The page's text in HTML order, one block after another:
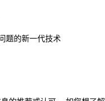
题的新一代技术